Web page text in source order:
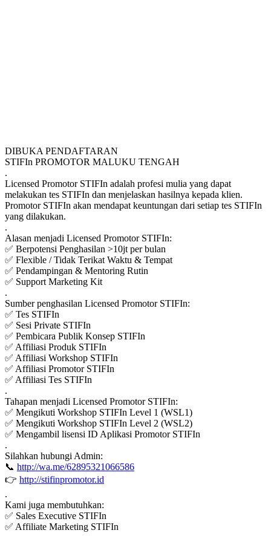
DIBUKA PENDAFTARAN
STIFIn PROMOTOR MALUKU TENGAH
.
Licensed Promotor STIFIn adalah profesi mulia yang dapat
melakukan tes STIFIn dan menjelaskan hasilnya kepada klien.
Promotor STIFIn akan mendapat keuntungan dari setiap tes STIFIn
yang dilakukan.
.
Alasan menjadi Licensed Promotor STIFIn:
✅ Berpotensi Penghasilan >10jt per bulan
✅ Flexible / Tidak Terikat Waktu & Tempat
✅ Pendampingan & Mentoring Rutin
✅ Support Marketing Kit
.
Sumber penghasilan Licensed Promotor STIFIn:
✅ Tes STIFIn
✅ Sesi Private STIFIn
✅ Pembicara Publik Konsep STIFIn
✅ Affiliasi Produk STIFIn
✅ Affiliasi Workshop STIFIn
✅ Affiliasi Promotor STIFIn
✅ Affiliasi Tes STIFIn
.
Tahapan menjadi Licensed Promotor STIFIn:
✅ Mengikuti Workshop STIFIn Level 1 (WSL1)
✅ Mengikuti Workshop STIFIn Level 2 (WSL2)
✅ Mengambil lisensi ID Aplikasi Promotor STIFIn
.
Silahkan hubungi Admin:
📞 http://wa.me/62895321066586
👉 http://stifinpromotor.id
.
Kami juga membutuhkan:
✅ Sales Executive STIFIn
✅ Affiliate Marketing STIFIn